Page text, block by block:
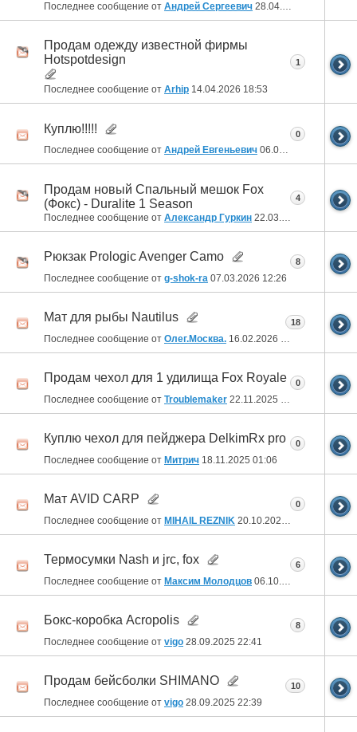
Последнее сообщение от Андрей Сергеевич 28.04.2026
Продам одежду известной фирмы
Hotspotdesign
Последнее сообщение от Arhip 14.04.2026 18:53
1
Куплю!!!!!
Последнее сообщение от Андрей Евгеньевич 06.04.2026 06:26
0
Продам новый Спальный мешок Fox
(Фокс) - Duralite 1 Season
Последнее сообщение от Александр Гуркин 22.03.2026
4
Рюкзак Prologic Avenger Camo
Последнее сообщение от g-shok-ra 07.03.2026 12:26
8
Мат для рыбы Nautilus
Последнее сообщение от Олег.Москва. 16.02.2026
18
Продам чехол для 1 удилища Fox Royale
Последнее сообщение от Troublemaker 22.11.2025
0
Куплю чехол для пейджера DelkimRx pro
Последнее сообщение от Митрич 18.11.2025 01:06
0
Мат AVID CARP
Последнее сообщение от MIHAIL REZNIK 20.10.2025
0
Термосумки Nash и jrc, fox
Последнее сообщение от Максим Молодцов 06.10.2025
6
Бокс-коробка Acropolis
Последнее сообщение от vigo 28.09.2025 22:41
8
Продам бейсболки SHIMANO
Последнее сообщение от vigo 28.09.2025 22:39
10